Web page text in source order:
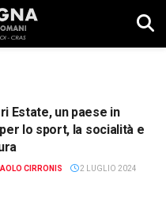
Estate, un paese in
lo sport, la socialità e
CIRRONIS
2 LUGLIO 2024